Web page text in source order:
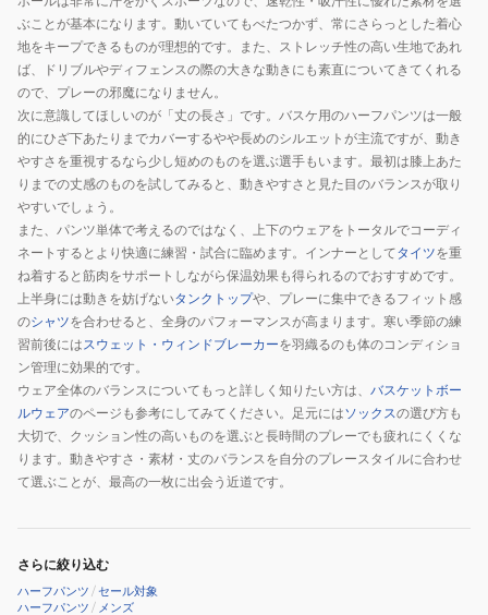
ぶことが基本になります。動いていてもべたつかず、常にさらっとした着心
地をキープできるものが理想的です。また、ストレッチ性の高い生地であれ
ば、ドリブルやディフェンスの際の大きな動きにも素直についてきてくれる
ので、プレーの邪魔になりません。
次に意識してほしいのが「丈の長さ」です。バスケ用のハーフパンツは一般
的にひざ下あたりまでカバーするやや長めのシルエットが主流ですが、動き
やすさを重視するなら少し短めのものを選ぶ選手もいます。最初は膝上あた
りまでの丈感のものを試してみると、動きやすさと見た目のバランスが取り
やすいでしょう。
また、パンツ単体で考えるのではなく、上下のウェアをトータルでコーディ
ネートするとより快適に練習・試合に臨めます。インナーとしてタイツを重
ね着すると筋肉をサポートしながら保温効果も得られるのでおすすめです。
上半身には動きを妨げないタンクトップや、プレーに集中できるフィット感
のシャツを合わせると、全身のパフォーマンスが高まります。寒い季節の練
習前後にはスウェット・ウィンドブレーカーを羽織るのも体のコンディショ
ン管理に効果的です。
ウェア全体のバランスについてもっと詳しく知りたい方は、 バスケットボー
ルウェアのページも参考にしてみてください。足元にはソックスの選び方も
大切で、クッション性の高いものを選ぶと長時間のプレーでも疲れにくくな
ります。動きやすさ・素材・丈のバランスを自分のプレースタイルに合わせ
て選ぶことが、最高の一枚に出会う近道です。
さらに絞り込む
ハーフパンツ /セール対象
ハーフパンツ / メンズ